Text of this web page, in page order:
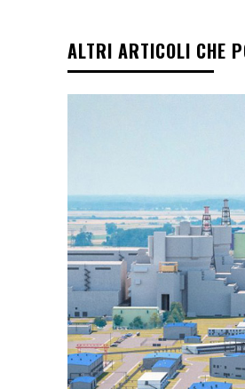
ALTRI ARTICOLI CHE